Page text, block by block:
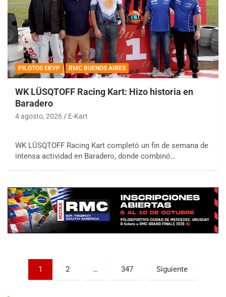
PILOTOS EKVP RMC BUENOS AIRES
WK LÜSQTOFF Racing Kart: Hizo historia en
Baradero
4 agosto, 2026 E-Kart
WK LÜSQTOFF Racing Kart completó un fin de semana de
intensa actividad en Baradero, donde combinó…
Paginación
1 2 … 347 Siguiente
COBERTURA ESPECIAL DE E-KART.COM.AR
08/09-AGO
Baradero (Buenos Aires)
KDO - F6
Ciudad de Trenque Lauquen (Asfalto)
Trenque Lauquen (Buenos Aires)
Parque de la Velocidad (Asfalto)
Villaguay (Entre Ríos)